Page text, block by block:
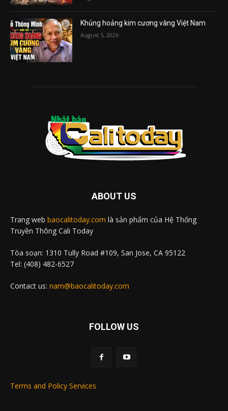
Khủng hoảng kim cương vàng Việt Nam
August 5, 2026
ABOUT US
Trang web baocalitoday.com là sản phẩm của Hệ Thống
Truyền Thông Cali Today
Tòa soạn: 1310 Tully Road #109, San Jose, CA 95122
Tel: (408) 482-6527
Contact us: nam@baocalitoday.com
FOLLOW US
Terms and Policy Services